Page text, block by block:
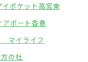
イポケット高宮東
アポート香春
マイライフ
の杜